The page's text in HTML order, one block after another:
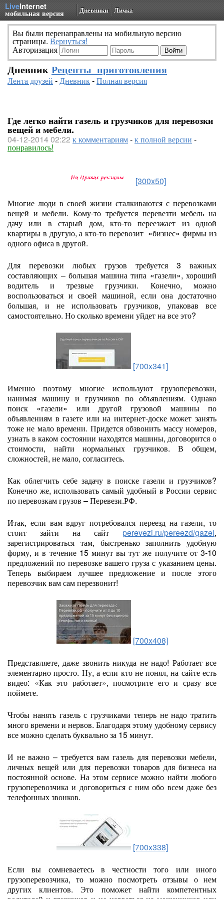
LiveInternet
мобильная версия Дневники Личка
Вы были перенаправлены на мобильную версию
страницы. Вернуться!
Авторизация
Дневник Рецепты_приготовления
Лента друзей -Дневник-Полная версия
Где легко найти газель и грузчиков для перевозки
вещей и мебели.
04-12-2014 02:22 к комментариям-к полной версии -
понравилось!
[300x50]
Многие люди в своей жизни сталкиваются с перевозками
вещей и мебели. Кому-то требуется перевезти мебель на
дачу или в старый дом, кто-то переезжает из одной
квартиры в другую, а кто-то перевозит «бизнес» фирмы из
одного офиса в другой.
Для перевозки любых грузов требуется 3 важных
составляющих – большая машина типа «газели», хороший
водитель и трезвые грузчики. Конечно, можно
воспользоваться и своей машиной, если она достаточно
большая, и не использовать грузчиков, упаковав все
самостоятельно. Но сколько времени уйдет на все это?
[700x341]
Именно поэтому многие используют грузоперевозки,
нанимая машину и грузчиков по объявлениям. Однако
поиск «газели» или другой грузовой машины по
объявлениям в газете или на интернет-доске может занять
тоже не мало времени. Придется обзвонить массу номеров,
узнать в каком состоянии находятся машины, договорится о
стоимости, найти нормальных грузчиков. В общем,
сложностей, не мало, согласитесь.
Как облегчить себе задачу в поиске газели и грузчиков?
Конечно же, использовать самый удобный в России сервис
по перевозкам грузов – Перевези.РФ.
Итак, если вам вдруг потребовался переезд на газели, то
стоит зайти на сайт perevezi.ru/pereezd/gazel,
зарегистрироваться там, быстренько заполнить удобную
форму, и в течение 15 минут вы тут же получите от 3-10
предложений по перевозке вашего груза с указанием цены.
Теперь выбираем лучшее предложение и после этого
перевозчик вам сам перезвонит!
[700x408]
Представляете, даже звонить никуда не надо! Работает все
элементарно просто. Ну, а если кто не понял, на сайте есть
видео: «Как это работает», посмотрите его и сразу все
поймете.
Чтобы нанять газель с грузчиками теперь не надо тратить
много времени и нервов. Благодаря этому удобному сервису
все можно сделать буквально за 15 минут.
И не важно – требуется вам газель для перевозки мебели,
личных вещей или для перевозки товаров для бизнеса на
постоянной основе. На этом сервисе можно найти любого
грузоперевозчика и договориться с ним обо всем даже без
телефонных звонков.
[700x338]
Если вы сомневаетесь в честности того или иного
грузоперевозчика, то можно посмотреть отзывы о нем
других клиентов. Это поможет найти компетентных